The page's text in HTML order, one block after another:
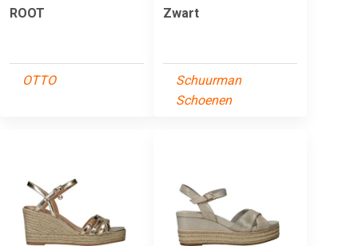
ROOT
OTTO
Zwart
Schuurman
Schoenen